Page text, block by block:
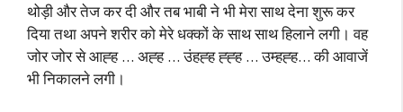
थोड़ी और तेज कर दी और तब भाबी ने भी मेरा साथ देना शुरू कर
दिया तथा अपने शरीर को मेरे धक्कों के साथ साथ हिलाने लगी। वह
जोर जोर से आह्ह … अह्ह … उंहह्ह ह्ह्ह … उम्हह्ह… की आवाजें
भी निकालने लगी।